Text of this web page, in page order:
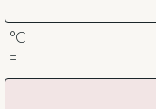
°C
=